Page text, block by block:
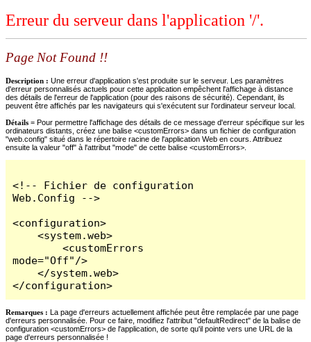
Erreur du serveur dans l'application '/'.
Page Not Found !!
Description : Une erreur d'application s'est produite sur le serveur. Les paramètres
d'erreur personnalisés actuels pour cette application empêchent l'affichage à distance
des détails de l'erreur de l'application (pour des raisons de sécurité). Cependant, ils
peuvent être affichés par les navigateurs qui s'exécutent sur l'ordinateur serveur local.
Détails = Pour permettre l'affichage des détails de ce message d'erreur spécifique sur les
ordinateurs distants, créez une balise <customErrors> dans un fichier de configuration
"web.config" situé dans le répertoire racine de l'application Web en cours. Attribuez
ensuite la valeur "off" à l'attribut "mode" de cette balise <customErrors>.
<!-- Fichier de configuration
Web.Config -->
<configuration>
    <system.web>
        <customErrors
mode="Off"/>
    </system.web>
</configuration>
Remarques : La page d'erreurs actuellement affichée peut être remplacée par une page
d'erreurs personnalisée. Pour ce faire, modifiez l'attribut "defaultRedirect" de la balise de
configuration <customErrors> de l'application, de sorte qu'il pointe vers une URL de la
page d'erreurs personnalisée !